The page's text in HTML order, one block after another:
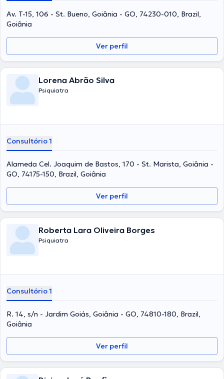
Av. T-15, 106 - St. Bueno, Goiânia - GO, 74230-010, Brazil,
Goiânia
Ver perfil
Lorena Abrão Silva
Psiquiatra
Consultório 1
Alameda Cel. Joaquim de Bastos, 170 - St. Marista, Goiânia -
GO, 74175-150, Brazil, Goiânia
Ver perfil
Roberta Lara Oliveira Borges
Psiquiatra
Consultório 1
R. 14, s/n - Jardim Goiás, Goiânia - GO, 74810-180, Brazil,
Goiânia
Ver perfil